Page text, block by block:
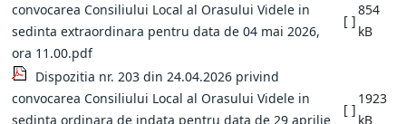
convocarea Consiliului Local al Orasului Videle in
sedinta extraordinara pentru data de 04 mai 2026,
ora 11.00.pdf
[ ]
854
kB
Dispozitia nr. 203 din 24.04.2026 privind
convocarea Consiliului Local al Orasului Videle in
sedinta ordinara de indata pentru data de 29 aprilie
[ ]
1923
kB